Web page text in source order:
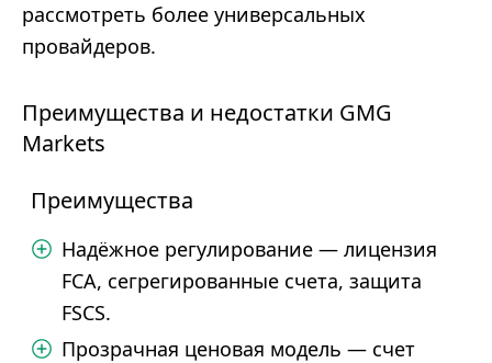
рассмотреть более универсальных
провайдеров.
Преимущества и недостатки GMG
Markets
Преимущества
Надёжное регулирование — лицензия
FCA, сегрегированные счета, защита
FSCS.
Прозрачная ценовая модель — счет